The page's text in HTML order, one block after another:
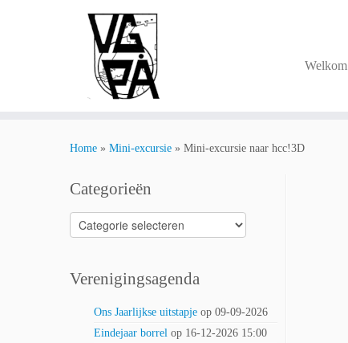
Welkom
Home » Mini-excursie » Mini-excursie naar hcc!3D
Categorieën
Categorieën
Verenigingsagenda
Ons Jaarlijkse uitstapje op 09-09-2026
Eindejaar borrel op 16-12-2026 15:00